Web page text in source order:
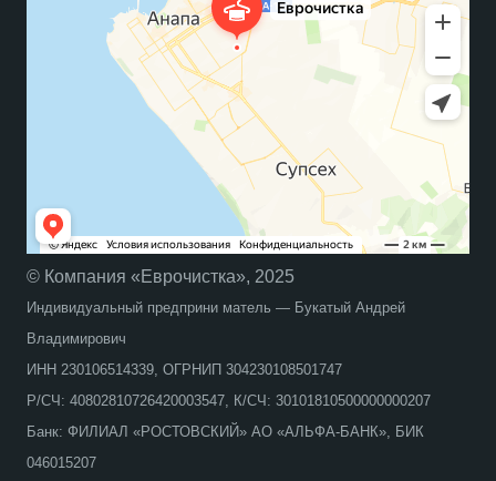
© Компания «Еврочистка», 2025
Индивидуальный предприни матель — Букатый Андрей
Владимирович
ИНН 230106514339, ОГРНИП 304230108501747
Р/СЧ: 40802810726420003547, К/СЧ: 30101810500000000207
Банк: ФИЛИАЛ «РОСТОВСКИЙ» АО «АЛЬФА-БАНК», БИК
046015207